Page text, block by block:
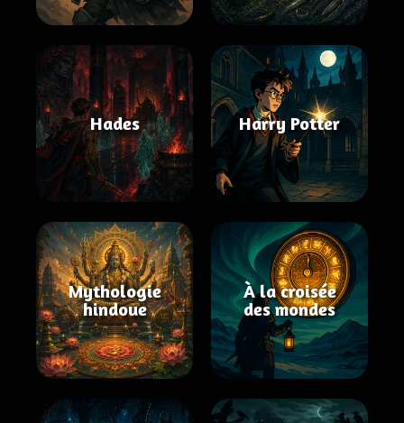
Hades Harry Potter
Mythologie
hindoue
À la croisée
des mondes